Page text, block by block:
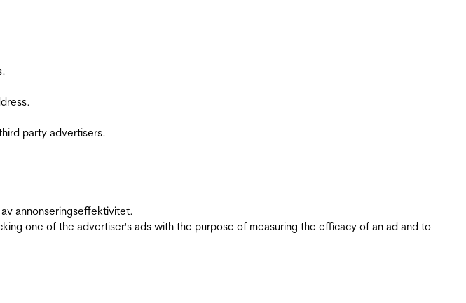
party advertisers.
annonseringseffektivitet.
one of the advertiser's ads with the purpose of measuring the efficacy of an ad and to